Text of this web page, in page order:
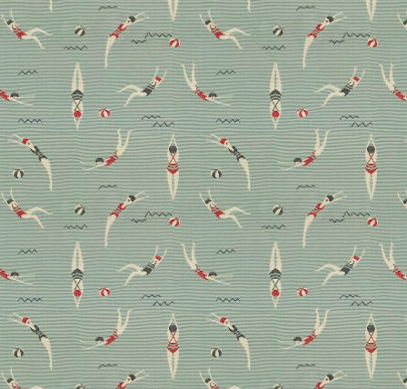
Der Acapulco Stuhl:
Mondän, modern und
wunderbar mexikanisch
In den 50er und 60er Jahren haben vor allem die